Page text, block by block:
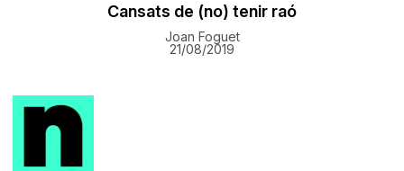
Cansats de (no) tenir raó
Joan Foguet
21/08/2019